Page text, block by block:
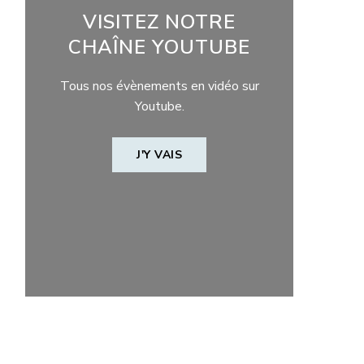
VISITEZ NOTRE
CHAÎNE YOUTUBE
Tous nos évènements en vidéo sur
Youtube.
J'Y VAIS